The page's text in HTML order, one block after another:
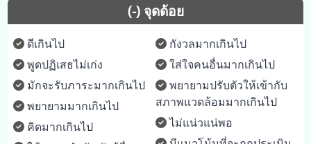
(-) จุดด้อย
ดีเกินไป
พูดปฏิเสธไม่เก่ง
มักจะรับภาระมากเกินไป
พยายามมากเกินไป
คิดมากเกินไป
กังวลมากเกินไป
ใส่ใจคนอื่นมากเกินไป
พยายามปรับตัวให้เข้ากับ
สภาพแวดล้อมมากเกินไป
ไม่แน่วแน่พอ